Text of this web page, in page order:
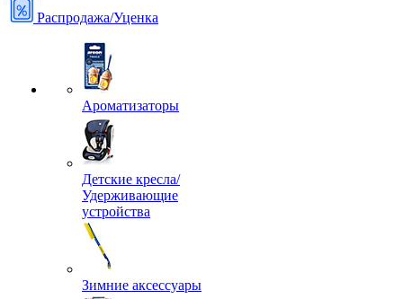
Распродажа/Уценка
Ароматизаторы
Детские кресла/
Удерживающие
устройства
Зимние аксессуары